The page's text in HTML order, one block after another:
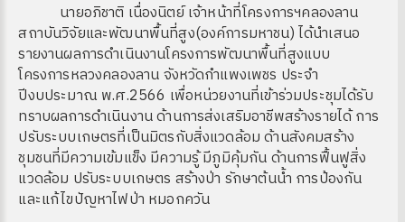
นายอภิชาติ เนื่องนิตย์ เจ้าหน้าที่โครงการฯคลองลาน
สถาบันวิจัยและพัฒนาพื้นที่สูง(องค์การมหาชน) ได้นำเสนอ
รายงานผลการดำเนินงานโครงการพัฒนาพื้นที่สูงแบบ
โครงการหลวงคลองลาน จังหวัดกำแพงเพชร ประจำ
ปีงบประมาณ พ.ศ.2566 เพื่อหน่วยงานที่เข้าร่วมประชุมได้รับ
ทราบผลการดำเนินงาน ด้านการส่งเสริมอาชีพสร้างรายได้ การ
ปรับระบบเกษตรที่เป็นมิตรกับสิ่งแวดล้อม ด้านสังคมสร้าง
ชุมชนที่มีความเข้มแข็ง มีความรู้ มีภูมิคุ้มกัน ด้านการฟื้นฟูสิ่ง
แวดล้อม ปรับระบบเกษตร สร้างป่า รักษาต้นน้ำ การป้องกัน
และแก้ไขปัญหาไฟป่า หมอกควัน